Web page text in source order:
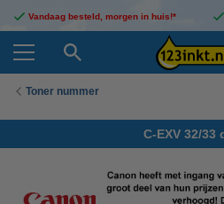
Vandaag besteld, morgen in huis!*
Toner nummer
C-EXV 32/33